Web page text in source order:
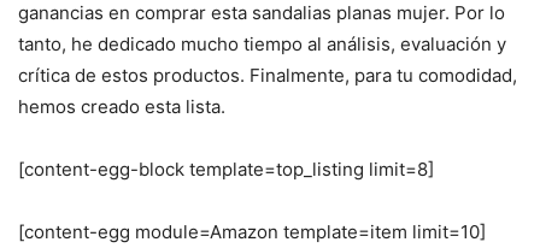
ganancias en comprar esta sandalias planas mujer. Por lo
tanto, he dedicado mucho tiempo al análisis, evaluación y
crítica de estos productos. Finalmente, para tu comodidad,
hemos creado esta lista.
[content-egg-block template=top_listing limit=8]
[content-egg module=Amazon template=item limit=10]